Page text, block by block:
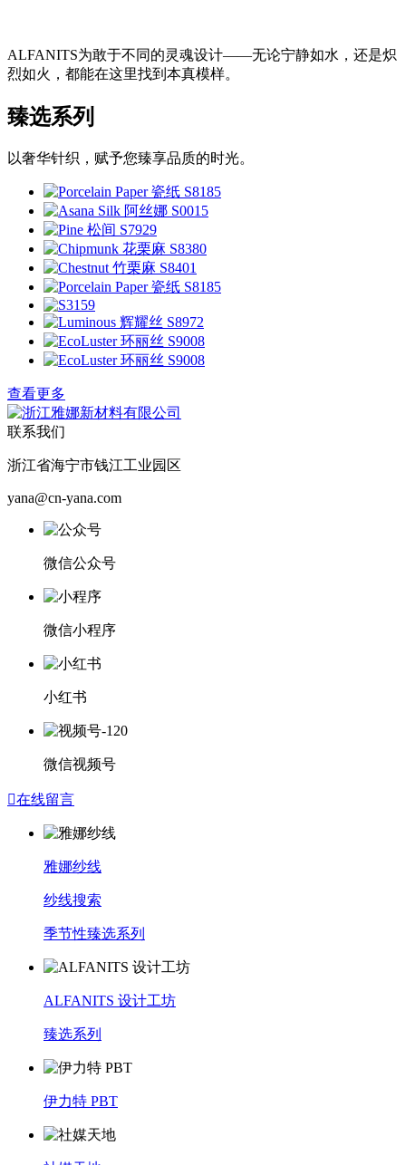
ALFANITS为敢于不同的灵魂设计——无论宁静如水，还是炽
烈如火，都能在这里找到本真模样。
臻选系列
以奢华针织，赋予您臻享品质的时光。
查看更多
联系我们
浙江省海宁市钱江工业园区
yana@cn-yana.com
微信公众号
微信小程序
小红书
微信视频号
在线留言
雅娜纱线
纱线搜索
季节性臻选系列
ALFANITS 设计工坊
臻选系列
伊力特 PBT